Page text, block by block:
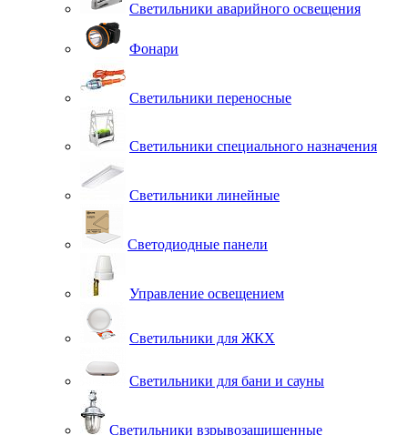
Светильники аварийного освещения
Фонари
Светильники переносные
Светильники специального назначения
Светильники линейные
Светодиодные панели
Управление освещением
Светильники для ЖКХ
Светильники для бани и сауны
Светильники взрывозащищенные